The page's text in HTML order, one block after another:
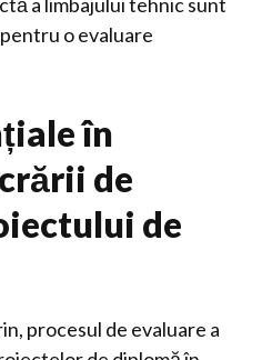
o evaluare
în
de
de
procesul de evaluare a